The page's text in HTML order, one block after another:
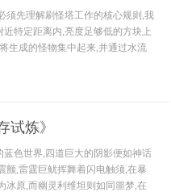
先理解刷怪塔工作的核心规则,我
特定距离内,亮度足够低的方块上
生成的怪物集中起来,并通过水流
试炼》
色世界,四道巨大的阴影便如神话
颤,雷霆巨鱿挥舞着闪电触须,在暴
冰原,而幽灵利维坦则如同噩梦,在